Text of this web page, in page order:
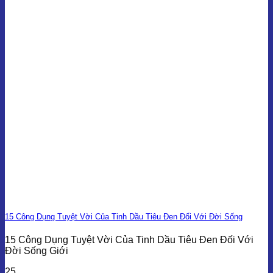
15 Công Dụng Tuyệt Vời Của Tinh Dầu Tiêu Đen Đối Với Đời Sống
15 Công Dụng Tuyệt Vời Của Tinh Dầu Tiêu Đen Đối Với
Đời Sống Giới